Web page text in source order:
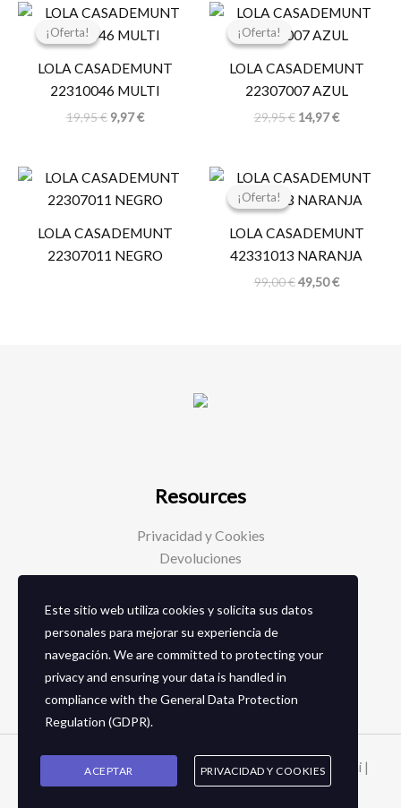
¡Oferta!
¡Oferta!
LOLA CASADEMUNT
22310046 MULTI
19,95€
El
original
19,95 €.
9,97€
El
actual
9,97 €.
¡Oferta!
¡Oferta!
LOLA CASADEMUNT
22307007 AZUL
29,95€
El
original
29,95 €.
14,97€
El
actual
14,97 €.
LOLA CASADEMUNT
22307011 NEGRO
¡Oferta!
¡Oferta!
LOLA CASADEMUNT
42331013 NARANJA
99,00€
El
original
99,00 €.
49,50€
El
actual
49,50 €.
Resources
Privacidad y Cookies
Devoluciones
Social Media
Facebook
Instagram
Copyright © 2026 Zapaterias en granada - Calzados toñi |
2024
Este sitio web utiliza cookies y solicita sus datos
personales para mejorar su experiencia de
navegación. We are committed to protecting your
privacy and ensuring your data is handled in
compliance with theGeneral Data Protection
Regulation (GDPR).
ACEPTAR PRIVACIDAD Y COOKIES